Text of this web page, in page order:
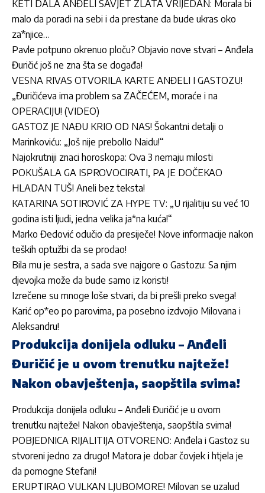
KETI DALA ANĐELI SAVJET ZLATA VRIJEDAN: Morala bi
malo da poradi na sebi i da prestane da bude ukras oko
za*njice…
Pavle potpuno okrenuo ploču? Objavio nove stvari – Anđela
Đuričić još ne zna šta se događa!
VESNA RIVAS OTVORILA KARTE ANĐELI I GASTOZU!
„Đuričićeva ima problem sa ZAČEĆEM, moraće i na
OPERACIJU! (VIDEO)
GASTOZ JE NAĐU KRIO OD NAS! Šokantni detalji o
Marinkoviću: „Još nije prebolIo Naidu!“
Najokrutniji znaci horoskopa: Ova 3 nemaju milosti
POKUŠALA GA ISPROVOCIRATI, PA JE DOČEKAO
HLADAN TUŠ! Aneli bez teksta!
KATARINA SOTIROVIĆ ZA HYPE TV: „U rijalitiju su već 10
godina isti ljudi, jedna velika ja*na kuća!“
Marko Đedović odučio da presiječe! Nove informacije nakon
teških optužbi da se prodao!
Bila mu je sestra, a sada sve najgore o Gastozu: Sa njim
djevojka može da bude samo iz koristi!
Izrečene su mnoge loše stvari, da bi prešli preko svega!
Karić op*eo po parovima, pa posebno izdvojio Milovana i
Aleksandru!
Produkcija donijela odluku – Anđeli
Đuričić je u ovom trenutku najteže!
Nakon obavještenja, saopštila svima!
Produkcija donijela odluku – Anđeli Đuričić je u ovom
trenutku najteže! Nakon obavještenja, saopštila svima!
POBJEDNICA RIJALITIJA OTVORENO: Anđela i Gastoz su
stvoreni jedno za drugo! Matora je dobar čovjek i htjela je
da pomogne Stefani!
ERUPTIRAO VULKAN LJUBOMORE! Milovan se uzalud